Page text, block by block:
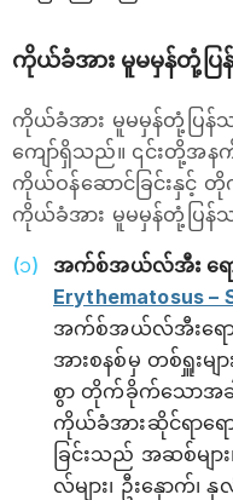
ကိုယ်ခံအား မူမမှန်တုံ့ပြန်
ကိုယ်ခံအား မူမမှန်တုံ့ပြန်သ
ကျော်ရှိသည်။ ၎င်းတို့အနက်
ကိုယ်ဝန်ဆောင်ခြင်းနှ
ကိုယ်ခံအား မူမမှန်တုံ့ပြန်သည့်
အက်စ်အယ်လ်အီး ရော
Erythematosus –
အက်စ်အယ်လ်အီးရေ
အားစနစ်မှ တစ်ရှူးမျ
စွာ တိုက်ခိုက်သောအခါ ရ
ကိုယ်ခံအားဆိုင်ရာ‌ရေ
ခြင်းသည် အဆစ်မျာ
လ်များ၊ ဦးနှောက်